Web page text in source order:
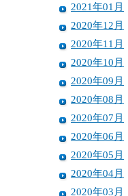
2021年01月
2020年12月
2020年11月
2020年10月
2020年09月
2020年08月
2020年07月
2020年06月
2020年05月
2020年04月
2020年03月